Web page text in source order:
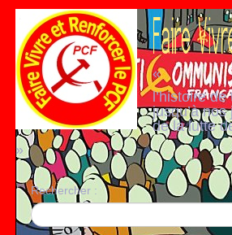
«
l’histoire
jusqu’à nos
de la lutte
»
Rechercher :